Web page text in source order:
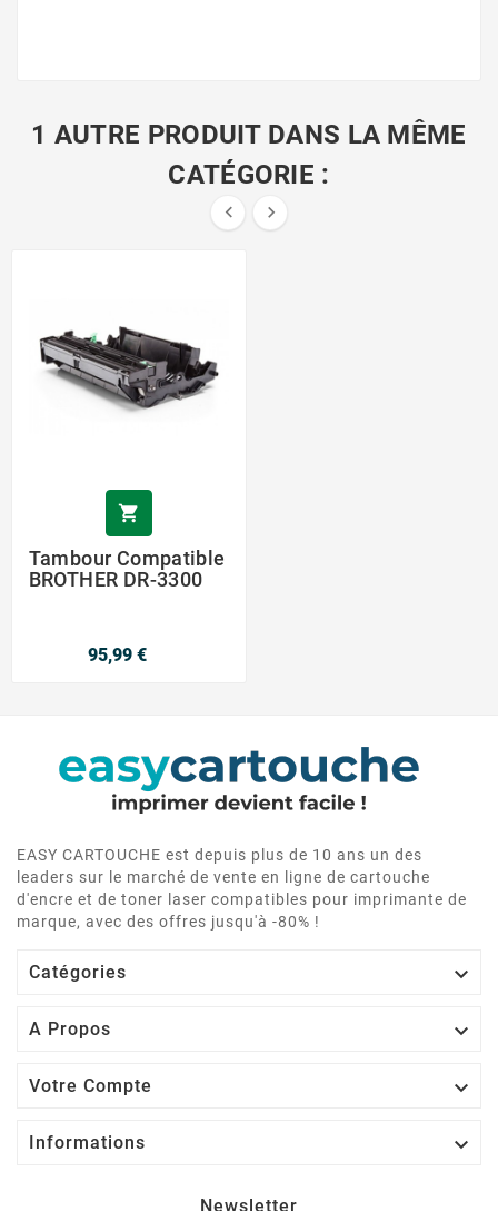
1 AUTRE PRODUIT DANS LA MÊME
CATÉGORIE :
 

Tambour Compatible
BROTHER DR-3300
95,99 €
EASY CARTOUCHE est depuis plus de 10 ans un des
leaders sur le marché de vente en ligne de cartouche
d'encre et de toner laser compatibles pour imprimante de
marque, avec des offres jusqu'à -80% !
Catégories 
A Propos 
Votre Compte 
Informations 
Newsletter